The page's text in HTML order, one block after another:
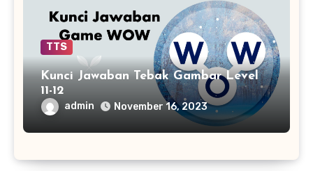
TTS
Kunci Jawaban Tebak Gambar Level
11-12
admin November 16, 2023